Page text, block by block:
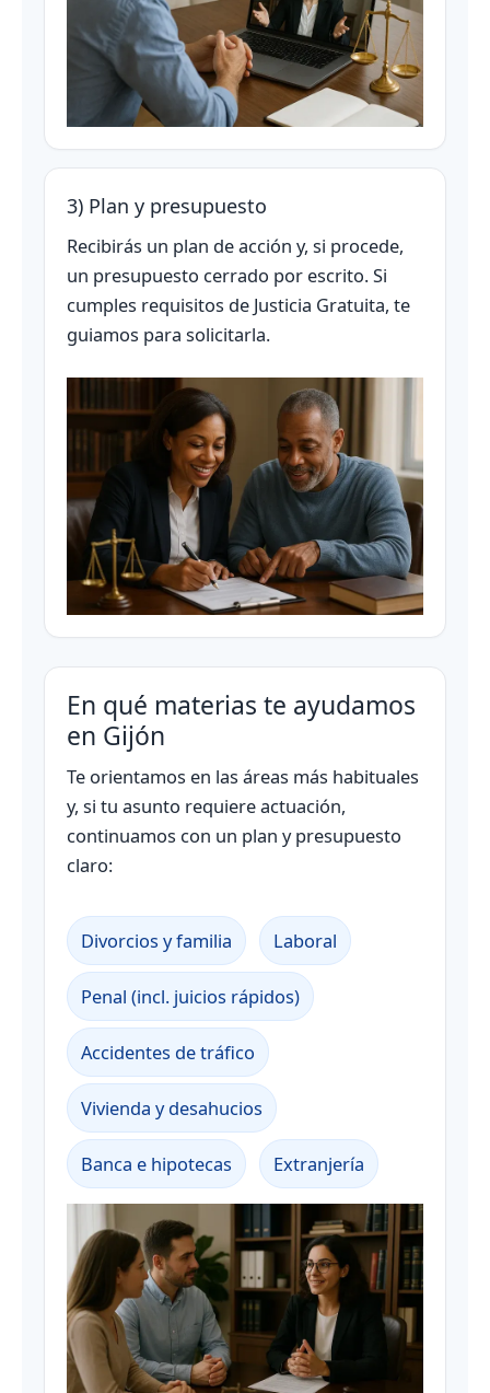
3) Plan y presupuesto
Recibirás un plan de acción y, si procede,
un presupuesto cerrado por escrito. Si
cumples requisitos de Justicia Gratuita, te
guiamos para solicitarla.
En qué materias te ayudamos
en Gijón
Te orientamos en las áreas más habituales
y, si tu asunto requiere actuación,
continuamos con un plan y presupuesto
claro:
Divorcios y familia Laboral
Penal (incl. juicios rápidos)
Accidentes de tráfico
Vivienda y desahucios
Banca e hipotecas Extranjería